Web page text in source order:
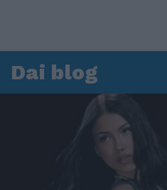
Dai blog